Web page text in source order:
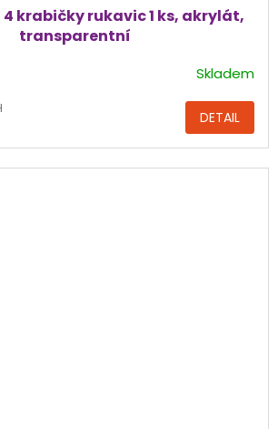
krabičky rukavic 1 ks, akrylát,
transparentní
Skladem
DETAIL